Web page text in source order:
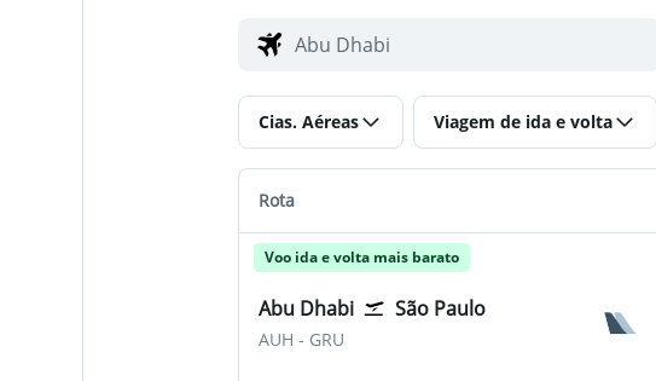
Cias. Aéreas Viagem de ida e volta
Rota
Voo ida e volta mais barato
Abu Dhabi São Paulo
AUH Abu Dhabi Zayed Intl
- GRU